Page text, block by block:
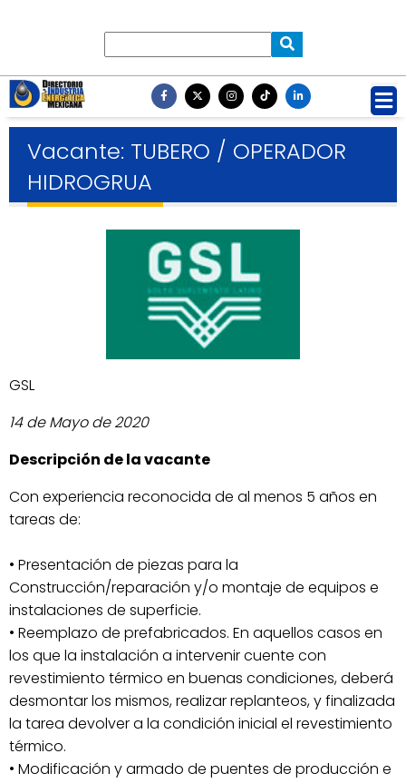
Vacante: TUBERO / OPERADOR
HIDROGRUA
GSL
14 de Mayo de 2020
Descripción de la vacante
Con experiencia reconocida de al menos 5 años en
tareas de:
• Presentación de piezas para la
Construcción/reparación y/o montaje de equipos e
instalaciones de superficie.
• Reemplazo de prefabricados. En aquellos casos en
los que la instalación a intervenir cuente con
revestimiento térmico en buenas condiciones, deberá
desmontar los mismos, realizar replanteos, y finalizada
la tarea devolver a la condición inicial el revestimiento
térmico.
• Modificación y armado de puentes de producción e